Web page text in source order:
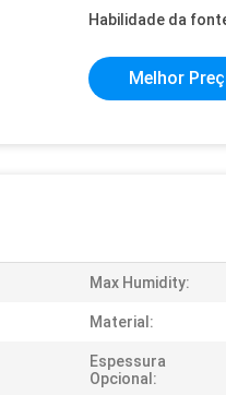
Habilidade da
Melhor
Max Humidity:
Material:
Espessura
Opcional: